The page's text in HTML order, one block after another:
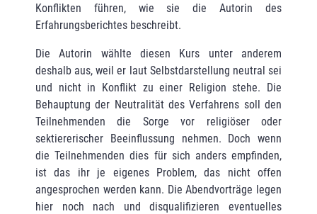
Konflikten führen, wie sie die Autorin des
Erfahrungsberichtes beschreibt.
Die Autorin wählte diesen Kurs unter anderem
deshalb aus, weil er laut Selbstdarstellung neutral sei
und nicht in Konflikt zu einer Religion stehe. Die
Behaup­tung der Neutralität des Verfahrens soll den
Teilnehmenden die Sorge vor religiöser oder
sektiererischer Beein­flussung nehmen. Doch wenn
die Teilnehmenden dies für sich anders empfinden,
ist das ihr je eigenes Problem, das nicht offen
angesprochen werden kann. Die Abendvorträge legen
hier noch nach und disqualifizieren eventuelles